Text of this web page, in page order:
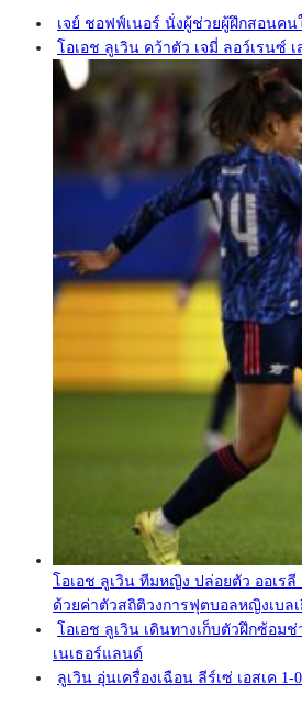
เจย์ ชอฟฟ์เนอร์ นั่งผู้ช่วยผู้ฝึกสอนคน
โอเอช ลูเวิน คว้าตัว เจมี่ ลอว์เรนซ์
โอเอช ลูเวิน ทีมหญิง ปล่อยตัว ออเรลี
ด้วยค่าตัวสถิติวงการฟุตบอลหญิงเบลเ
โอเอช ลูเวิน เดินทางเก็บตัวฝึกซ้อม
เนเธอร์แลนด์
ลูเวิน อุ่นเครื่องเฉือน ลีร์เซ่ เอสเค 1-0